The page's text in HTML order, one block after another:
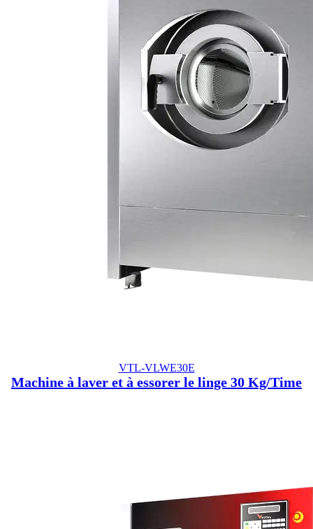
VTL-VLWE30E
Machine à laver et à essorer le linge 30 Kg/Time